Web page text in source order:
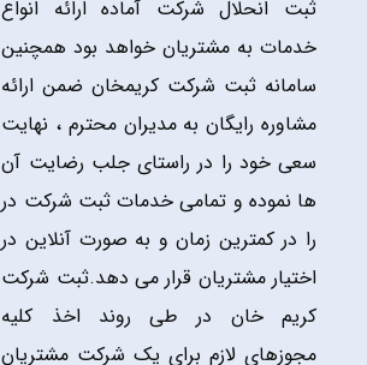
ثبت انحلال شرکت آماده ارائه انواع
خدمات به مشتریان خواهد بود همچنین
سامانه ثبت شرکت کریمخان ضمن ارائه
مشاوره رایگان به مدیران محترم ، نهایت
سعی خود را در راستای جلب رضایت آن
ها نموده و تمامی خدمات ثبت شرکت در
را در کمترین زمان و به صورت آنلاین در
اختیار مشتریان قرار می دهد.ثبت شرکت
کریم خان در طی روند اخذ کلیه
مجوزهای لازم برای یک شرکت مشتریان